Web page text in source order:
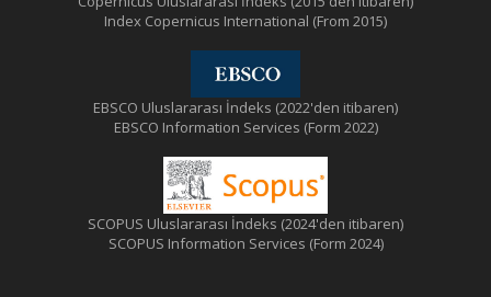
Index Copernicus International (From 2015)
EBSCO Uluslararası İndeks (2022'den itibaren)
EBSCO Information Services (Form 2022)
SCOPUS Uluslararası İndeks (2024'den itibaren)
SCOPUS Information Services (Form 2024)